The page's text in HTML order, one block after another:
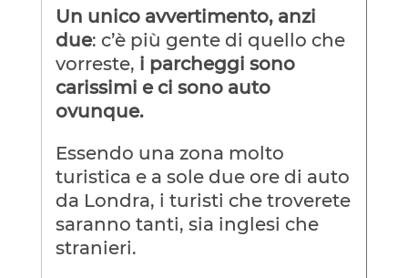
Un unico avvertimento, anzi
due: c’è più gente di quello che
vorreste, i parcheggi sono
carissimi e ci sono auto
ovunque.
Essendo una zona molto
turistica e a sole due ore di auto
da Londra, i turisti che troverete
saranno tanti, sia inglesi che
stranieri.